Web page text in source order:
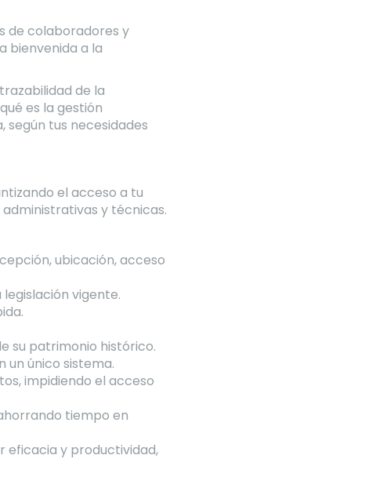
de colaboradores y
bienvenida a la
de la
es la gestión
tus necesidades
el acceso a tu
y técnicas.
ubicación, acceso
vigente.
su patrimonio histórico.
un único sistema.
impidiendo el acceso
tiempo en
eficacia y productividad,